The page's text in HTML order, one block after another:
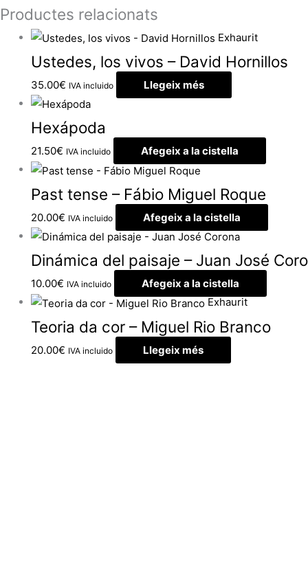
Productes relacionats
Exhaurit
Ustedes, los vivos – David Hornillos
35.00€ IVA incluido Llegeix més
Hexápoda
21.50€ IVA incluido Afegeix a la cistella
Past tense – Fábio Miguel Roque
20.00€ IVA incluido Afegeix a la cistella
Dinámica del paisaje – Juan José
10.00€ IVA incluido
Afegeix a la cistella
Exhaurit
Teoria da cor – Miguel Rio Branco
20.00€ IVA incluido Llegeix més